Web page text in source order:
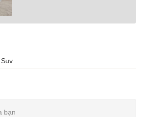
Suv